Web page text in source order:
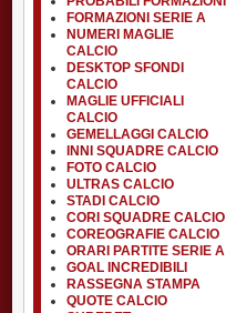
FORMAZIONI SERIE A
NUMERI MAGLIE
CALCIO
DESKTOP SFONDI
CALCIO
MAGLIE UFFICIALI
CALCIO
GEMELLAGGI CALCIO
INNI SQUADRE CALCIO
FOTO CALCIO
ULTRAS CALCIO
STADI CALCIO
CORI SQUADRE CALCIO
COREOGRAFIE CALCIO
ORARI PARTITE SERIE A
GOAL INCREDIBILI
RASSEGNA STAMPA
QUOTE CALCIO